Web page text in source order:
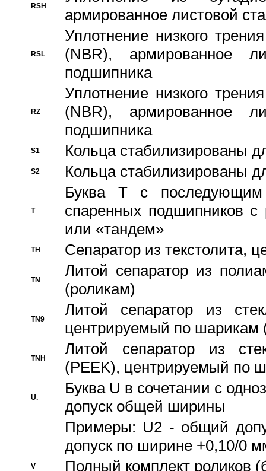
RSH
армированное листовой
RSL
Уплотнение низкого
(NBR), армированное
подшипника
RZ
Уплотнение низкого
(NBR), армированное
подшипника
S1 Кольца стабилизированы
S2 Кольца стабилизированы
T
Буква T с
спаренных подшипников
или «тандем»
TH Сепаратор из текстолита,
TN
Литой сепаратор из
(роликам)
TN9
Литой сепаратор из
центрируемый по шарикам
TNH
Литой сепаратор из
(PEEK), центрируемый по
U.
Буква U в сочетании с
допуск общей ширины
Примеры: U2 - общий
допуск по ширине +0,10/0
V Полный комплект роликов